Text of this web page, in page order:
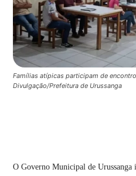
Famílias atípicas participam de
Divulgação/Prefeitura de Urussanga
O Governo Municipal de